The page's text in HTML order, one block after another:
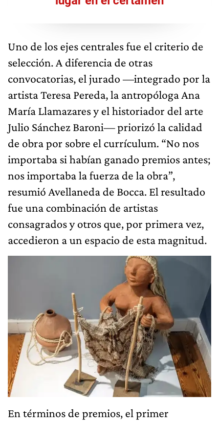
Uno de los ejes centrales fue el criterio de
selección. A diferencia de otras
convocatorias, el jurado —integrado por la
artista Teresa Pereda, la antropóloga Ana
María Llamazares y el historiador del arte
Julio Sánchez Baroni— priorizó la calidad
de obra por sobre el currículum. “No nos
importaba si habían ganado premios antes;
nos importaba la fuerza de la obra”,
resumió Avellaneda de Bocca. El resultado
fue una combinación de artistas
consagrados y otros que, por primera vez,
accedieron a un espacio de esta magnitud.
En términos de premios, el primer